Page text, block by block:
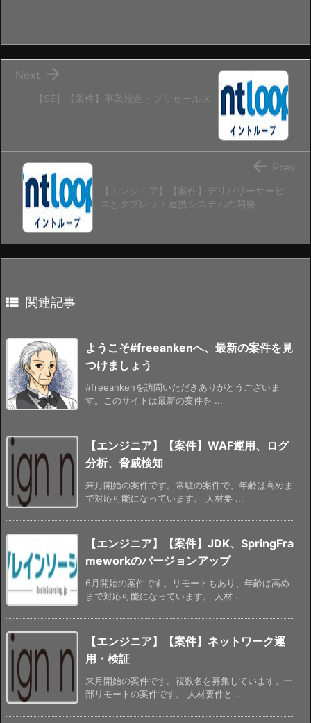
【SE】【案件】事業推進・プリセールス

Next
【エンジニア】【案件】デリバリーサービ
スとタブレット連携システムの開発
 Prev
 関連記事
ようこそ#freeankenへ、最新の案件を見
つけましょう
#freeankenを訪問いただきありがとうございま
す。このサイトは最新の案件を ...
【エンジニア】【案件】WAF運用、ログ
分析、脅威検知
来月開始の案件です。常駐の案件で、年齢は高めま
で対応可能になっています。 人材要 ...
【エンジニア】【案件】JDK、SpringFra
meworkのバージョンアップ
6月開始の案件です。リモートもあり、年齢は高め
まで対応可能になっています。 人材 ...
【エンジニア】【案件】ネットワーク運
用・検証
来月開始の案件です。複数名を募集しています。一
部リモートの案件です。 人材要件と ...